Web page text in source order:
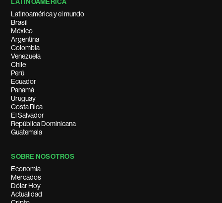
LATINOAMÉRICA
Latinoamérica y el mundo
Brasil
México
Argentina
Colombia
Venezuela
Chile
Perú
Ecuador
Panamá
Uruguay
Costa Rica
El Salvador
República Dominicana
Guatemala
SOBRE NOSOTROS
Economía
Mercados
Dólar Hoy
Actualidad